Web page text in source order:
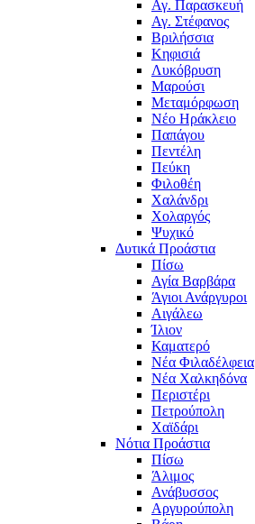
Αγ. Παρασκευή
Αγ. Στέφανος
Βριλήσσια
Κηφισιά
Λυκόβρυση
Μαρούσι
Μεταμόρφωση
Νέο Ηράκλειο
Παπάγου
Πεντέλη
Πεύκη
Φιλοθέη
Χαλάνδρι
Χολαργός
Ψυχικό
Δυτικά Προάστια
Πίσω
Αγία Βαρβάρα
Άγιοι Ανάργυροι
Αιγάλεω
Ίλιον
Καματερό
Νέα Φιλαδέλφεια
Νέα Χαλκηδόνα
Περιστέρι
Πετρούπολη
Χαϊδάρι
Νότια Προάστια
Πίσω
Άλιμος
Ανάβυσσος
Αργυρούπολη